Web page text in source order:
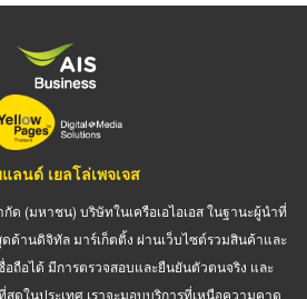
ลนด์ เยลโล่เพจเจส
ด (มหาชน) บริษัทในเครือเอไอเอส ในฐานะผู้นำที่
านดิจิทัล มาร์เก็ตติ้ง ผ่านเว็บไซต์รวมสินค้าและ
อถือได้ มีการตรวจสอบและยืนยันตัวตนจริง และ
ดในประเทศ เราจะมอบบริการที่เหนือความคาด